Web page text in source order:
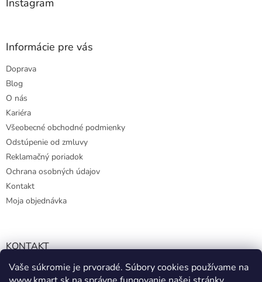
Vaše súkromie je prvoradé. Súbory cookies používame na
Instagram
Informácie pre vás
Doprava
Blog
O nás
Kariéra
Všeobecné obchodné podmienky
Odstúpenie od zmluvy
Reklamačný poriadok
Ochrana osobných údajov
Kontakt
Moja objednávka
KONTAKT
info@kmart.sk